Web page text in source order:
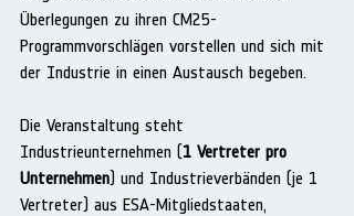
Überlegungen zu ihren CM25-
Programmvorschlägen vorstellen und sich mit
der Industrie in einen Austausch begeben.
Die Veranstaltung steht
Industrieunternehmen (1 Vertreter pro
Unternehmen) und Industrieverbänden (je 1
Vertreter) aus ESA-Mitgliedstaaten,